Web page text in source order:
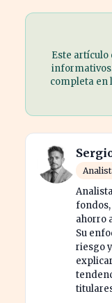
Este
completa en
fondos,
ahorro
Su
riesgo